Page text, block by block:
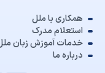
همکاری با ملل
استعلام مدرک
خدمات آموزش زبان
درباره ما